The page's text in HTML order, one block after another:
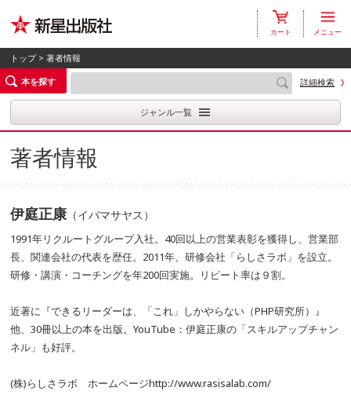
カート メニュー
トップ> 著者情報
本を探す
詳細検索
ジャンル一覧
著者情報
伊庭正康（イバマサヤス）
1991年リクルートグループ入社。40回以上の営業表彰を獲得し、営業部
長、関連会社の代表を歴任。2011年、研修会社「らしさラボ」を設立。
研修・講演・コーチングを年200回実施。リピート率は９割。
近著に『できるリーダーは、「これ」しかやらない（PHP研究所）』
他、30冊以上の本を出版。YouTube：伊庭正康の「スキルアップチャン
ネル」も好評。
(株)らしさラボ ホームページhttp://www.rasisalab.com/